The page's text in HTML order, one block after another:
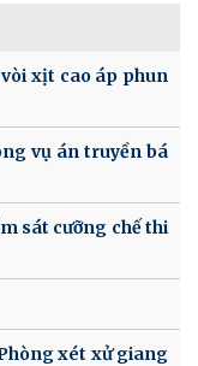
xịt cao áp phun
vụ án truyền bá
sát cưỡng chế thi
xét xử giang